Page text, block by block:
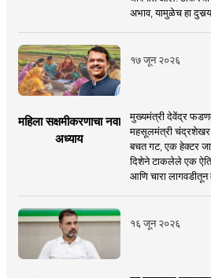
अभाव, यामुळेच हा
१७ जून २०२६
महिला सक्षमीकरणाचा नवा
अध्याय
मुख्यमंत्री देवेंद्र
महसूलमंत्री चंद्रशेखर
बचत गट, एक हेक्टर
दिशेने टाकलेले एक
आणि चारा लागवडीतून
१६ जून २०२६